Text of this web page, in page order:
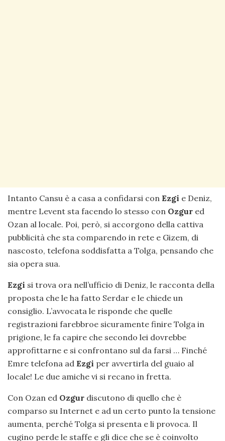
Intanto Cansu è a casa a confidarsi con Ezgi e Deniz,
mentre Levent sta facendo lo stesso con Ozgur ed
Ozan al locale. Poi, però, si accorgono della cattiva
pubblicità che sta comparendo in rete e Gizem, di
nascosto, telefona soddisfatta a Tolga, pensando che
sia opera sua.
Ezgi si trova ora nell’ufficio di Deniz, le racconta della
proposta che le ha fatto Serdar e le chiede un
consiglio. L’avvocata le risponde che quelle
registrazioni farebbroe sicuramente finire Tolga in
prigione, le fa capire che secondo lei dovrebbe
approfittarne e si confrontano sul da farsi … Finché
Emre telefona ad Ezgi per avvertirla del guaio al
locale! Le due amiche vi si recano in fretta.
Con Ozan ed Ozgur discutono di quello che è
comparso su Internet e ad un certo punto la tensione
aumenta, perché Tolga si presenta e li provoca. Il
cugino perde le staffe e gli dice che se è coinvolto